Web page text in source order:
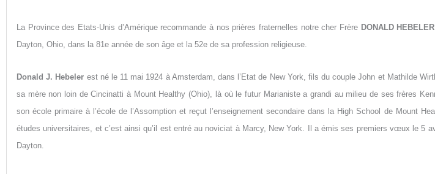
La Province des Etats-Unis d’Amérique recommande à nos prières fraternelles notre cher Frère DONALD HEBELER
Dayton, Ohio, dans la 81e année de son âge et la 52e de sa profession religieuse.
Donald J. Hebeler est né le 11 mai 1924 à Amsterdam, dans l’Etat de New York, fils du couple John et Mathilde
sa mère non loin de Cincinatti à Mount Healthy (Ohio), là où le futur Marianiste a grandi au milieu de ses frères
son école primaire à l’école de l’Assomption et reçut l’enseignement secondaire dans la High School de Mount
études universitaires, et c’est ainsi qu’il est entré au noviciat à Marcy, New York. Il a émis ses premiers vœux le
Dayton.